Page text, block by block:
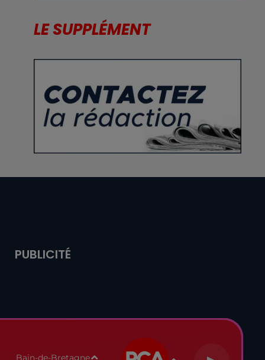
LE SUPPLÉMENT
PUBLICITÉ
Bain-de-Bretagne